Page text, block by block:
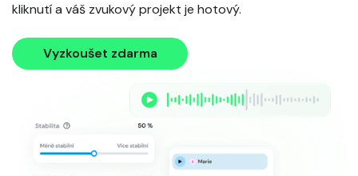
kliknutí a váš zvukový projekt je hotový.
Vyzkoušet zdarma